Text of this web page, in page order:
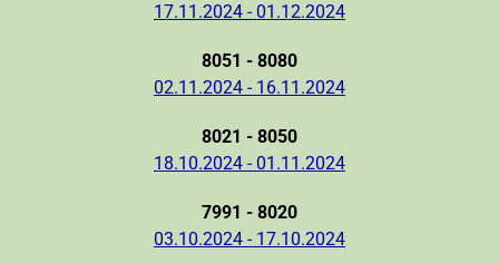
17.11.2024 - 01.12.2024
8051 - 8080
02.11.2024 - 16.11.2024
8021 - 8050
18.10.2024 - 01.11.2024
7991 - 8020
03.10.2024 - 17.10.2024